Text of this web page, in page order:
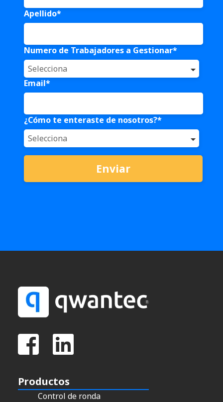
Apellido*
Numero de Trabajadores a Gestionar*
Email*
¿Cómo te enteraste de nosotros?*
Productos
Control de ronda